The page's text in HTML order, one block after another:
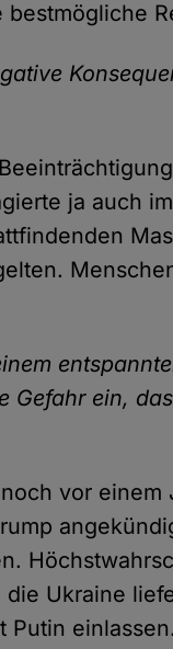
ja auch
Gefahr ein,
vor einem
Ukraine
Putin einlassen.